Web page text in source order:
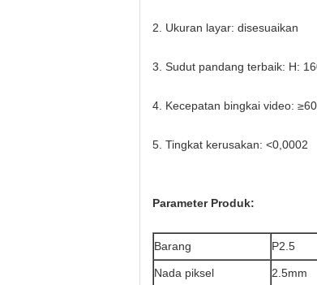
2. Ukuran layar: disesuaikan
3. Sudut pandang terbaik: H:
4. Kecepatan bingkai video:
5. Tingkat kerusakan: <0,0002
Parameter Produk:
Barang P2.5
Nada piksel 2.5mm